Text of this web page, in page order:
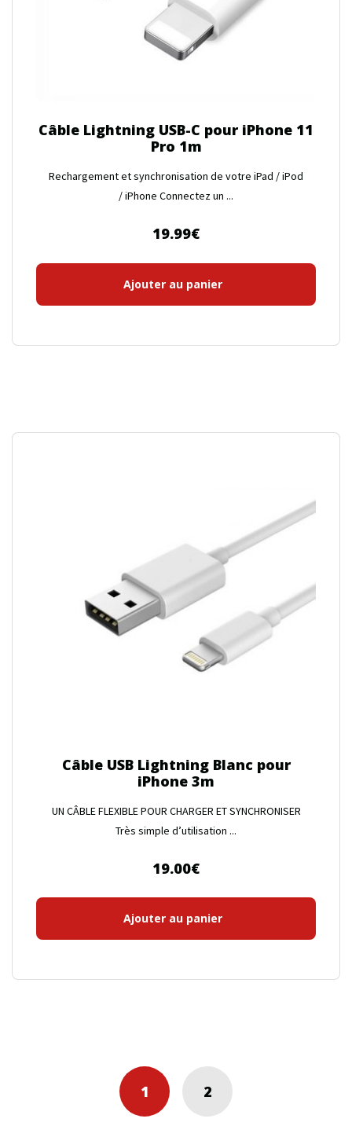
Câble Lightning USB-C pour iPhone 11
Pro 1m
Rechargement et synchronisation de votre iPad / iPod
/ iPhone Connectez un ...
19.99€
Ajouter au panier
Câble USB Lightning Blanc pour
iPhone 3m
UN CÂBLE FLEXIBLE POUR CHARGER ET SYNCHRONISER
Très simple d’utilisation ...
19.00€
Ajouter au panier
1 2